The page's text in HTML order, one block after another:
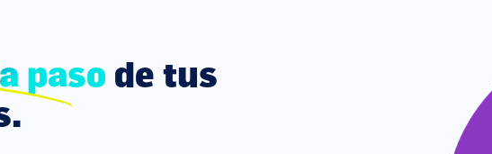
paso de tus